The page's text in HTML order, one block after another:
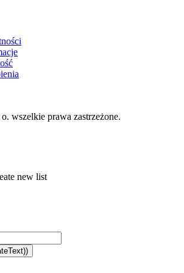
wszelkie prawa zastrzeżone.
new list